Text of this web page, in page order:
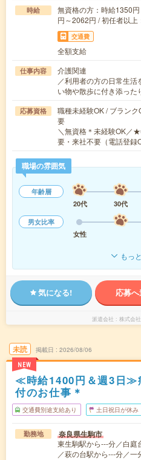
時給
無資格の方：時給1350
円～2062円 / 初任者以
交通費
全額支給
仕事内容
介護関連
／利用者の方の日常生
い物や散歩に付き添っ
応募資格
職種未経験OK / ブラン
要
＼無資格＊未経験OK／
要・来社不要（電話登
職場の雰囲気
年齢層
20代
30代
男女比率
女性
もっ
気になる! 応募
派遣会社 株式会
未読
NEW
掲載日 2026/08/06
≪時給1400円＆週3日≫
付のお仕事＊
交通費別途支給あり 土日祝日が休み
勤務地 奈良県生駒市
東生駒駅から---分／白庭
／萩の台駅から---分／一